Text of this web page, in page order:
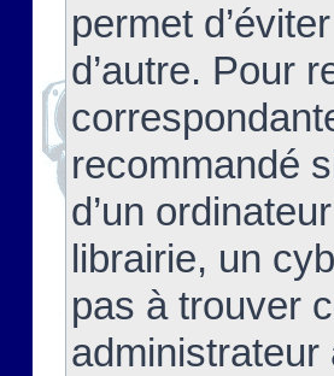
permet
d’autre. Pour
recommandé
d’un
librairie, un
pas à trouver